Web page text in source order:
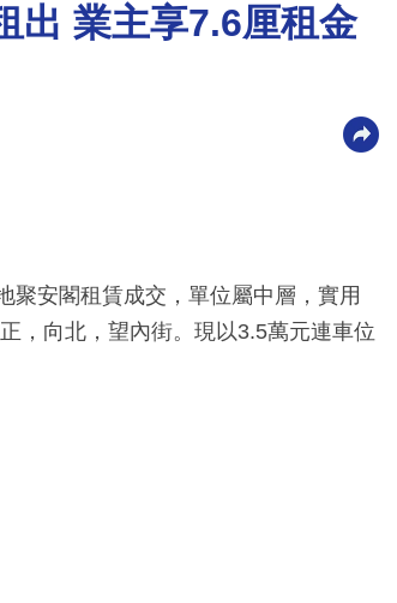
出 業主享7.6厘租金
聚安閣租賃成交，單位屬中層，實用
，向北，望內街。現以3.5萬元連車位